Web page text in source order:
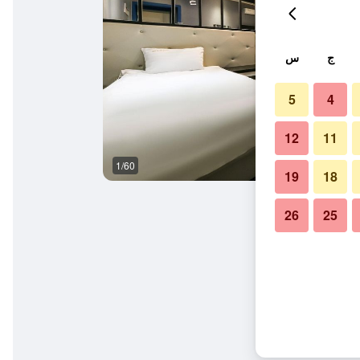
1/60
ج س
4
5
11
12
18
19
25
26